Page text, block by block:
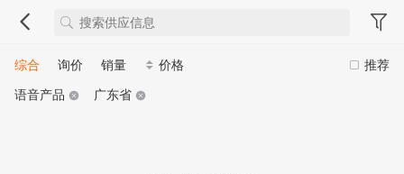
推荐
综合 询价 销量
价格
语音产品
广东省